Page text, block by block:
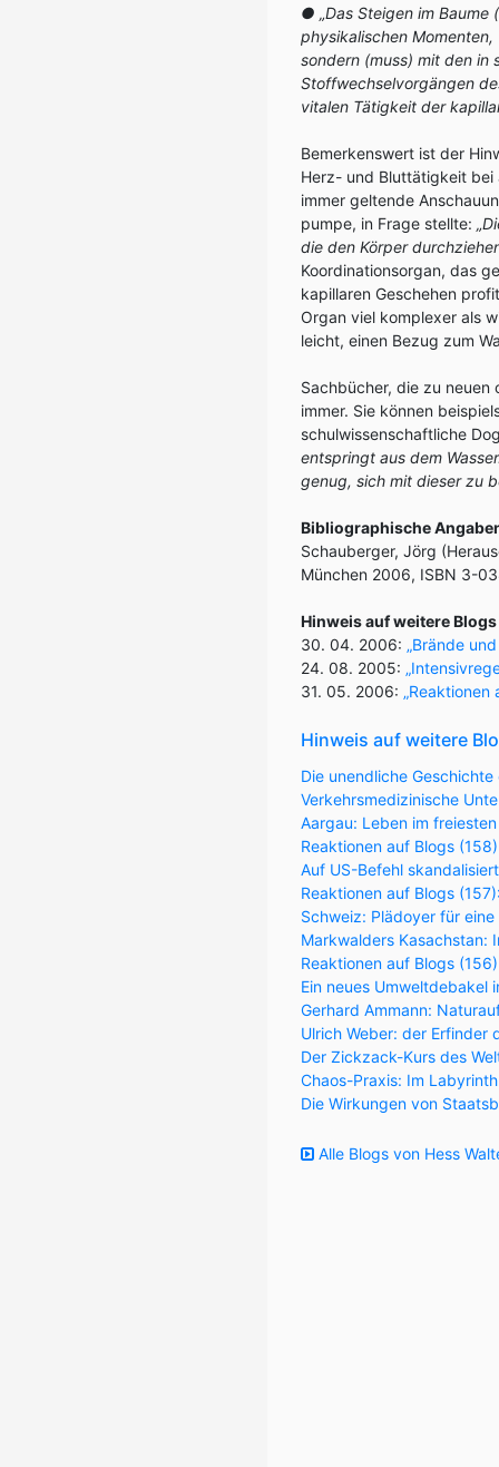
● „Das Steigen im
physikalischen
sondern (muss) mit den in
Stoffwechselvorgängen
vitalen Tätigkeit der
Bemerkenswert ist der
Herz- und Bluttätigkeit bei
immer geltende
pumpe, in Frage stellte:
die den Körper
Koordinationsorgan, das
kapillaren Geschehen
Organ viel komplexer als
leicht, einen Bezug zum
Sachbücher, die zu
immer. Sie können
schulwissenschaftliche
entspringt aus dem
genug, sich mit dieser zu
Bibliographische
Schauberger, Jörg
München 2006, ISBN 3-
Hinweis auf weitere
30. 04. 2006: „Brände
24. 08. 2005:
31. 05. 2006: „Reaktionen
Hinweis auf weitere
Die unendliche
Verkehrsmedizinische
Aargau: Leben im
Reaktionen auf Blogs
Auf US-Befehl
Reaktionen auf Blogs
Schweiz: Plädoyer für
Markwalders Kasachstan:
Reaktionen auf Blogs
Ein neues Umweltdebakel
Gerhard Ammann:
Ulrich Weber: der Erfinder
Der Zickzack-Kurs des
Chaos-Praxis: Im
Die Wirkungen von
Alle Blogs von Hess